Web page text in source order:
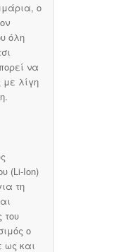
ο
όλη
να
με λίγη
(Li-Ion)
τη
του
ο
ως και